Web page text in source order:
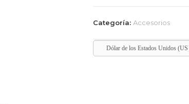
Categoría: Accesorios
Dólar de los Estados Unidos (US)